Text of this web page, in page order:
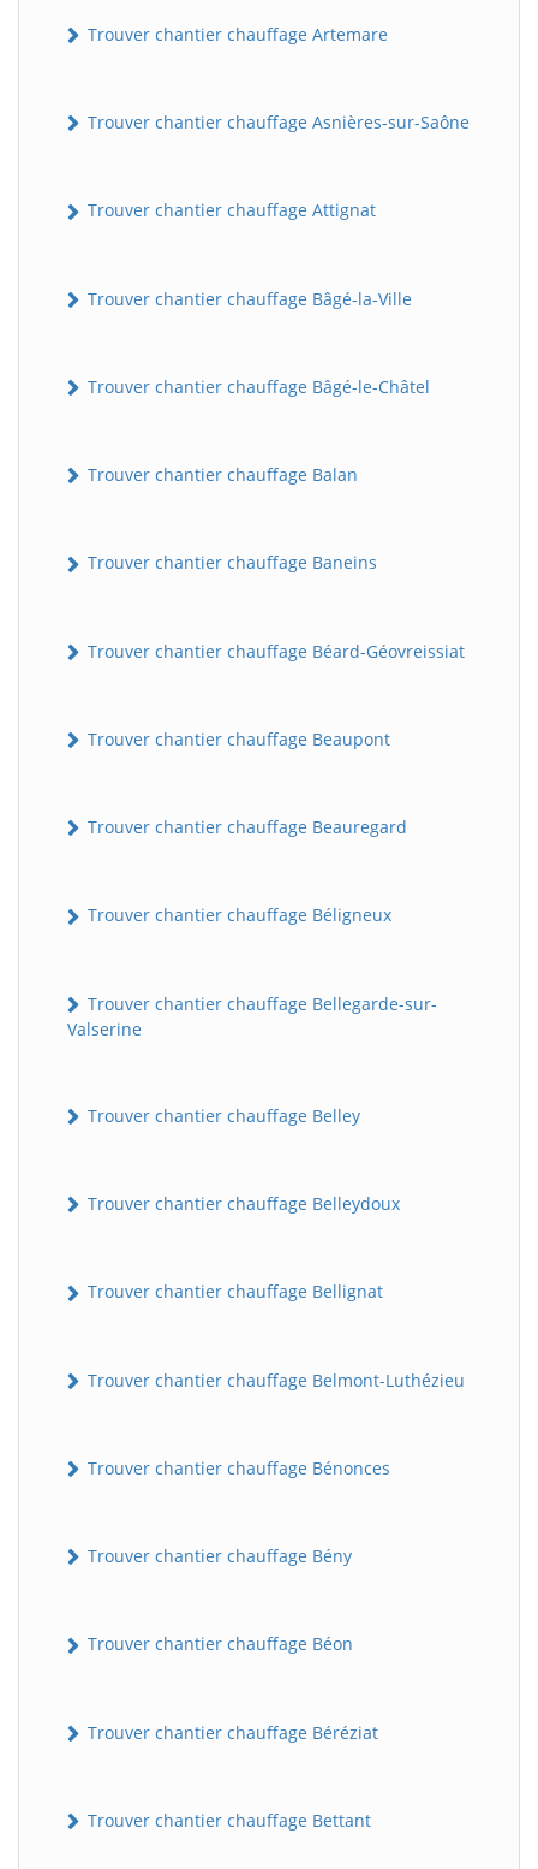
Trouver chantier chauffage Artemare
Trouver chantier chauffage Asnières-sur-Saône
Trouver chantier chauffage Attignat
Trouver chantier chauffage Bâgé-la-Ville
Trouver chantier chauffage Bâgé-le-Châtel
Trouver chantier chauffage Balan
Trouver chantier chauffage Baneins
Trouver chantier chauffage Béard-Géovreissiat
Trouver chantier chauffage Beaupont
Trouver chantier chauffage Beauregard
Trouver chantier chauffage Béligneux
Trouver chantier chauffage Bellegarde-sur-
Valserine
Trouver chantier chauffage Belley
Trouver chantier chauffage Belleydoux
Trouver chantier chauffage Bellignat
Trouver chantier chauffage Belmont-Luthézieu
Trouver chantier chauffage Bénonces
Trouver chantier chauffage Bény
Trouver chantier chauffage Béon
Trouver chantier chauffage Béréziat
Trouver chantier chauffage Bettant